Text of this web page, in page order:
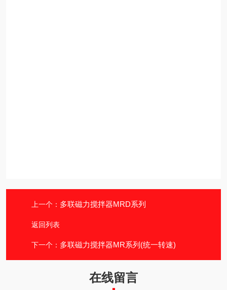
上一个： 多联磁力搅拌器MRD系列
返回列表
下一个： 多联磁力搅拌器MR系列(统一转速)
在线留言